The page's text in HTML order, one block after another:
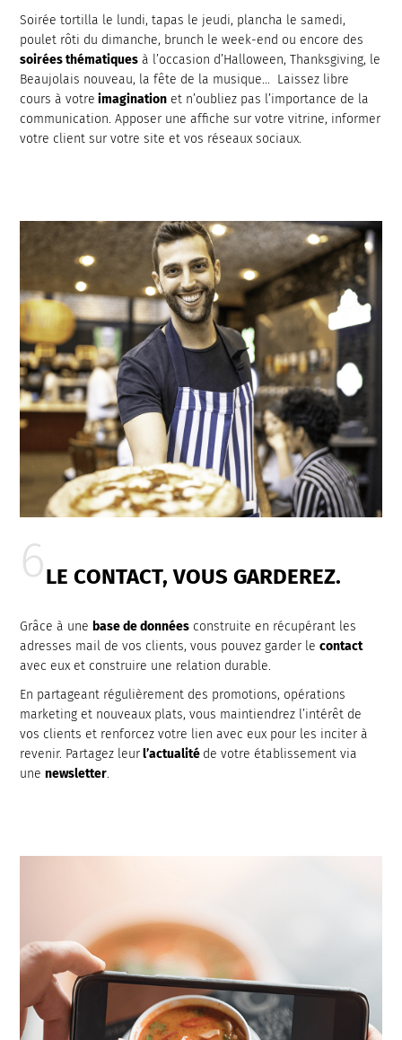
Soirée tortilla le lundi, tapas le jeudi, plancha le samedi,
poulet rôti du dimanche, brunch le week-end ou encore des
soirées thématiques à l’occasion d’Halloween, Thanksgiving, le
Beaujolais nouveau, la fête de la musique… Laissez libre
cours à votre imagination et n’oubliez pas l’importance de la
communication. Apposer une affiche sur votre vitrine, informer
votre client sur votre site et vos réseaux sociaux.
LE CONTACT, VOUS GARDEREZ.
Grâce à une base de données construite en récupérant les
adresses mail de vos clients, vous pouvez garder lecontact
avec eux et construire une relation durable.
En partageant régulièrement des promotions, opérations
marketing et nouveaux plats, vous maintiendrez l’intérêt de
vos clients et renforcez votre lien avec eux pour les inciter à
revenir. Partagez leurl’actualité de votre établissement via
unenewsletter.